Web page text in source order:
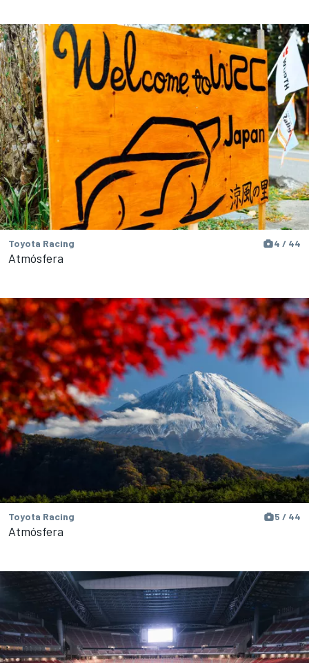
Toyota Racing 4 / 44
Atmósfera
Toyota Racing 5 / 44
Atmósfera